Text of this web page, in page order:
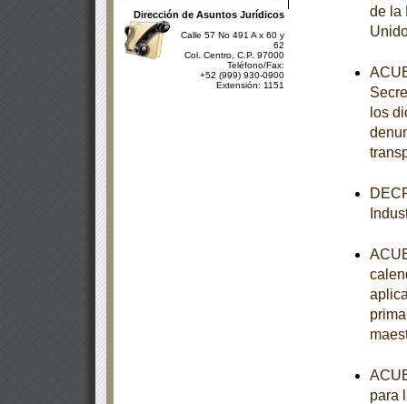
Dirección de Asuntos Jurídicos
Calle 57 No 491 A x 60 y
62
Col. Centro, C.P. 97000
Teléfono/Fax:
+52 (999) 930-0900
Extensión: 1151
de la
los
para